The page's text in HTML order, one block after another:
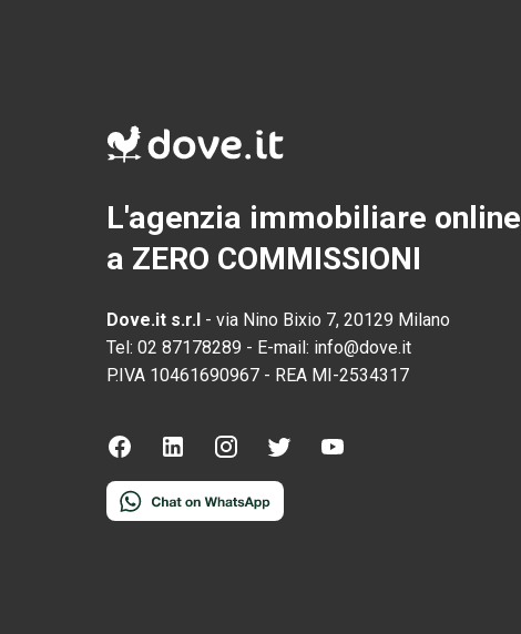
L'agenzia immobiliare online
a ZERO COMMISSIONI
Dove.it s.r.l - via Nino Bixio 7, 20129 Milano
Tel: 02 87178289 - E-mail: info@dove.it
P.IVA 10461690967 - REA MI-2534317